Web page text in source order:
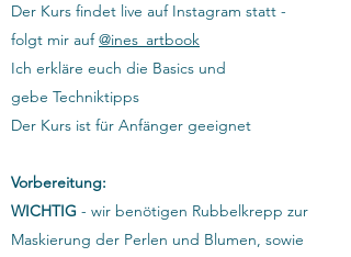
Der Kurs findet live auf Instagram statt -
folgt mir auf@ines_artbook
Ich erkläre euch die Basics und
gebe Techniktipps
Der Kurs ist für Anfänger geeignet
Vorbereitung:
WICHTIG - wir benötigen Rubbelkrepp zur
Maskierung der Perlen und Blumen, sowie